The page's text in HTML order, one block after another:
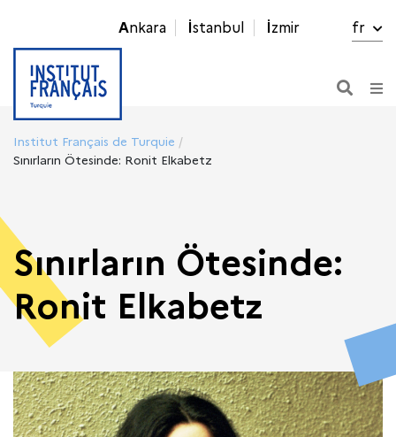
Ankara İstanbul İzmir fr
Institut Français de Turquie
Sınırların Ötesinde: Ronit Elkabetz
Sınırların Ötesinde:
Ronit Elkabetz